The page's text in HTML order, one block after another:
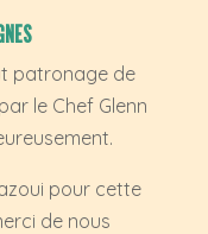
patronage de
le Chef Glenn
pour cette
de nous